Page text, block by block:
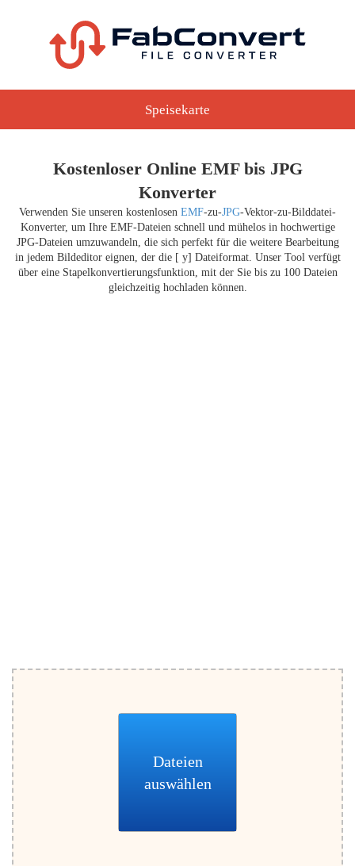
Speisekarte
Kostenloser Online EMF bis JPG
Konverter
Verwenden Sie unseren kostenlosen EMF-zu-JPG-Vektor-zu-Bilddatei-
Konverter, um Ihre EMF-Dateien schnell und mühelos in hochwertige
JPG-Dateien umzuwandeln, die sich perfekt für die weitere Bearbeitung
in jedem Bildeditor eignen, der die [ y] Dateiformat. Unser Tool verfügt
über eine Stapelkonvertierungsfunktion, mit der Sie bis zu 100 Dateien
gleichzeitig hochladen können.
Dateien
auswählen